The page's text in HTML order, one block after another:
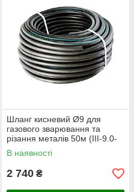
Шланг кисневий Ø9 для
газового зварювання та
різання металів 50м (III-9.0-
2.0 ДСТУ9356-75 Україна) (9-
50М)
В наявності
2 740 ₴